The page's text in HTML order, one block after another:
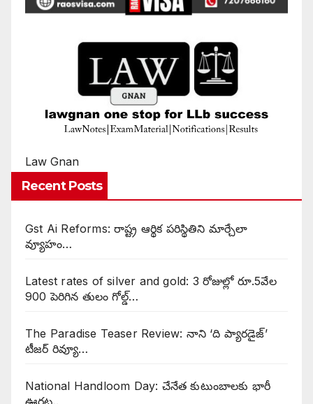
Law Gnan
Recent Posts
Gst Ai Reforms: రాష్ట్ర ఆర్థిక పరిస్థితిని మార్చేలా
వ్యూహం…
Latest rates of silver and gold: 3 రోజుల్లో రూ.5వేల
900 పెరిగిన తులం గోల్డ్…
The Paradise Teaser Review: నాని ‘ది ప్యారడైజ్’
టీజర్ రివ్యూ…
National Handloom Day: చేనేత కుటుంబాలకు భారీ
ఊరట..